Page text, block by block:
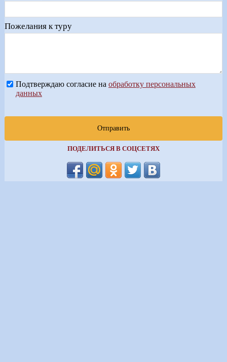
Пожелания к туру
Подтверждаю согласие на обработку персональных
данных
Отправить
ПОДЕЛИТЬСЯ В СОЦСЕТЯХ